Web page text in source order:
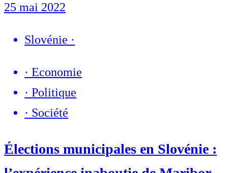
25 mai 2022
Slovénie ·
· Economie
· Politique
· Société
Élections municipales en Slovénie :